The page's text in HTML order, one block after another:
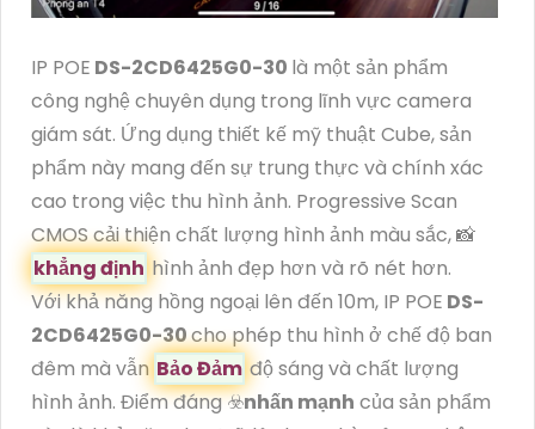
IP POE DS-2CD6425G0-30 là một sản phẩm
công nghệ chuyên dụng trong lĩnh vực camera
giám sát. Ứng dụng thiết kế mỹ thuật Cube, sản
phẩm này mang đến sự trung thực và chính xác
cao trong việc thu hình ảnh. Progressive Scan
CMOS cải thiện chất lượng hình ảnh màu sắc, 📸
khẳng định hình ảnh đẹp hơn và rõ nét hơn.
Với khả năng hồng ngoại lên đến 10m, IP POE DS-
2CD6425G0-30cho phép thu hình ở chế độ ban
đêm mà vẫn Bảo Đảm độ sáng và chất lượng
hình ảnh. Điểm đáng ☣️nhấn mạnh của sản phẩm